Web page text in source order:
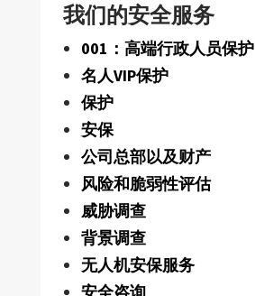
我们的安全服务
001：高端行政人员保护
名人VIP保护
保护
安保
公司总部以及财产
风险和脆弱性评估
威胁调查
背景调查
无人机安保服务